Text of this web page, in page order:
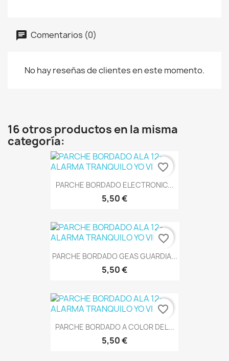
Comentarios (0)
No hay reseñas de clientes en este momento.
16 otros productos en la misma
categoría:
PARCHE BORDADO ELECTRONIC...
5,50 €
favorite_border
PARCHE BORDADO GEAS GUARDIA...
5,50 €
favorite_border
PARCHE BORDADO A COLOR DEL...
5,50 €
favorite_border